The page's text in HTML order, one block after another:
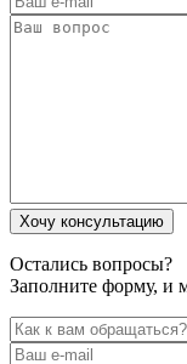
Остались вопросы?
Заполните форму, и